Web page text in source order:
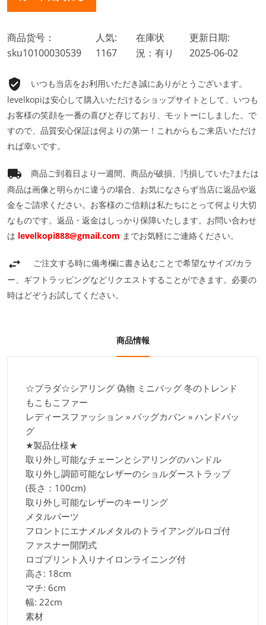
商品货号：
sku10100030539
人気:
1167
在庫状
況：有り
更新日期:
2025-06-02
いつも当店をお利用いただき誠にありがとうございます。
levelkopiは安心して購入いただけるショップサイトとして、いつも
お客様の笑顔を一番の喜びと存じており、モットーにしました。で
すので、品質安心保証は何よりの第一！これからもご来店いただけ
れば幸いです。
商品ご到着日より一週間、商品が破損、汚損していた?または
商品は画像と明らかに違うの場合、お気になさらず当店に返品や返
金をご請求ください。お客様のご信頼は私たちにとって何より大切
なものです。返品・返金はしっかり保障いたします。お問い合わせ
は levelkopi888@gmail.com までお気軽にご連絡ください。
ご注文する時に備考欄に書き込むことで希望なサイズ/カラ
ー、ギフトラッピングなどリクエストすることができます。必要の
時はどぞうお試してください。
商品情報
☆プラダ☆シアリング 偽物 ミニバッグ 冬のトレンド
もこもこファー
レディースファッション » バッグカバン » ハンドバッ
グ
★製品仕様★
取り外し可能なチェーンとシアリングのハンドル
取り外し調節可能なレザーのショルダーストラップ
(長さ：100cm)
取り外し可能なレザーのキーリング
メタルパーツ
フロントにエナメルメタルのトライアングルロゴ付
ファスナー開閉式
ロゴプリント入りナイロンライニング付
高さ: 18cm
マチ: 6cm
幅: 22cm
素材